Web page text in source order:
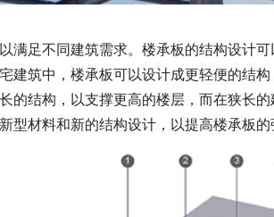
满足不同建筑需求。楼承板的结构设计
建筑中，楼承板可以设计成更轻便的结
的结构，以支撑更高的楼层，而在狭长
材料和新的结构设计，以提高楼承板